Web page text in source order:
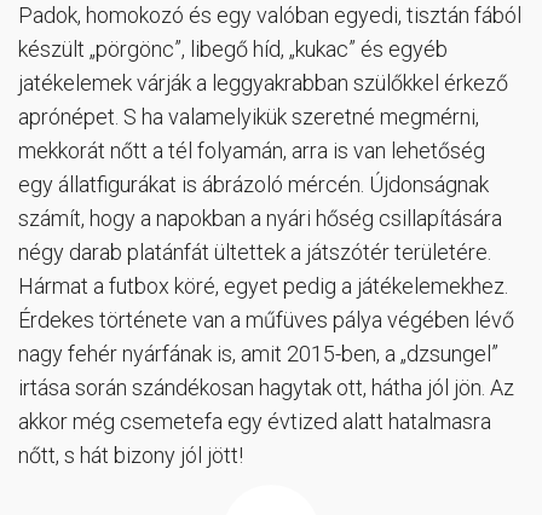
Padok, homokozó és egy valóban egyedi, tisztán fából
készült „pörgönc”, libegő híd, „kukac” és egyéb
jatékelemek várják a leggyakrabban szülőkkel érkező
aprónépet. S ha valamelyikük szeretné megmérni,
mekkorát nőtt a tél folyamán, arra is van lehetőség
egy állatfigurákat is ábrázoló mércén. Újdonságnak
számít, hogy a napokban a nyári hőség csillapítására
négy darab platánfát ültettek a játszótér területére.
Hármat a futbox köré, egyet pedig a játékelemekhez.
Érdekes története van a műfüves pálya végében lévő
nagy fehér nyárfának is, amit 2015-ben, a „dzsungel”
irtása során szándékosan hagytak ott, hátha jól jön. Az
akkor még csemetefa egy évtized alatt hatalmasra
nőtt, s hát bizony jól jött!